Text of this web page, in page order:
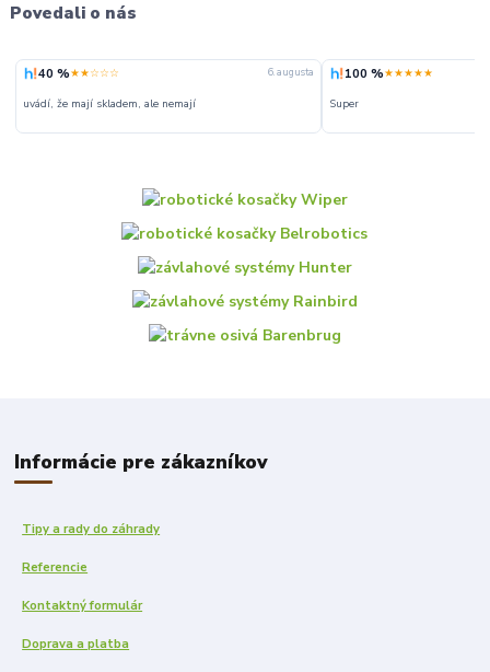
Povedali o nás
40 %★★☆☆☆ 6. augusta
uvádí, že mají skladem, ale nemají
100 %★★★★★
Super
Informácie pre zákazníkov
Tipy a rady do záhrady
Referencie
Kontaktný formulár
Doprava a platba